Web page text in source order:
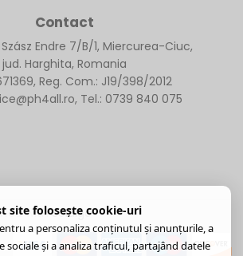
Contact
Endre 7/B/1, Miercurea-Ciuc,
jud. Harghita, Romania
Reg. Com.: J19/398/2012
Tel.: 0739 840 075
withSoldigo
site folosește cookie-uri
a personaliza conținutul și anunțurile, a
sociale și a analiza traficul, partajând datele